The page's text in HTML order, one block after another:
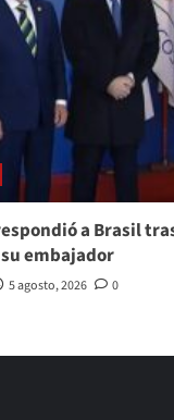
a Brasil
embajador
5 agosto, 2026 0